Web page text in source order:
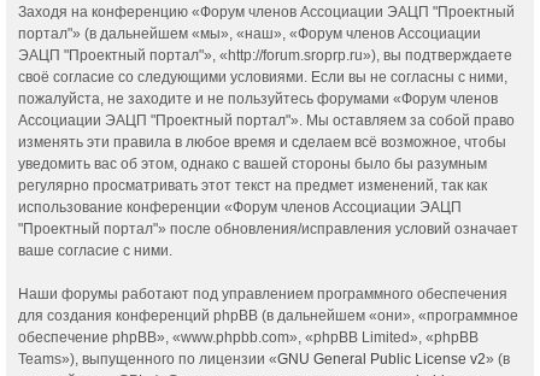
Заходя на конференцию «Форум членов Ассоциации ЭАЦП "Проектный
портал"» (в дальнейшем «мы», «наш», «Форум членов Ассоциации
ЭАЦП "Проектный портал"», «http://forum.sroprp.ru»), вы подтверждаете
своё согласие со следующими условиями. Если вы не согласны с ними,
пожалуйста, не заходите и не пользуйтесь форумами «Форум членов
Ассоциации ЭАЦП "Проектный портал"». Мы оставляем за собой право
изменять эти правила в любое время и сделаем всё возможное, чтобы
уведомить вас об этом, однако с вашей стороны было бы разумным
регулярно просматривать этот текст на предмет изменений, так как
использование конференции «Форум членов Ассоциации ЭАЦП
"Проектный портал"» после обновления/исправления условий означает
ваше согласие с ними.
Наши форумы работают под управлением программного обеспечения
для создания конференций phpBB (в дальнейшем «они», «программное
обеспечение phpBB», «www.phpbb.com», «phpBB Limited», «phpBB
Teams»), выпущенного по лицензии «GNU General Public License v2» (в